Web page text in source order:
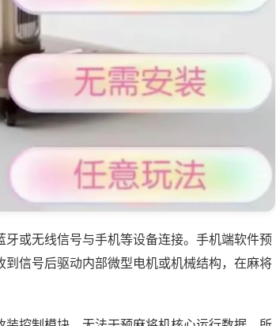
或无线信号与手机等设备连接。手机端软件预
信号后驱动内部微型电机或机械结构，在麻将